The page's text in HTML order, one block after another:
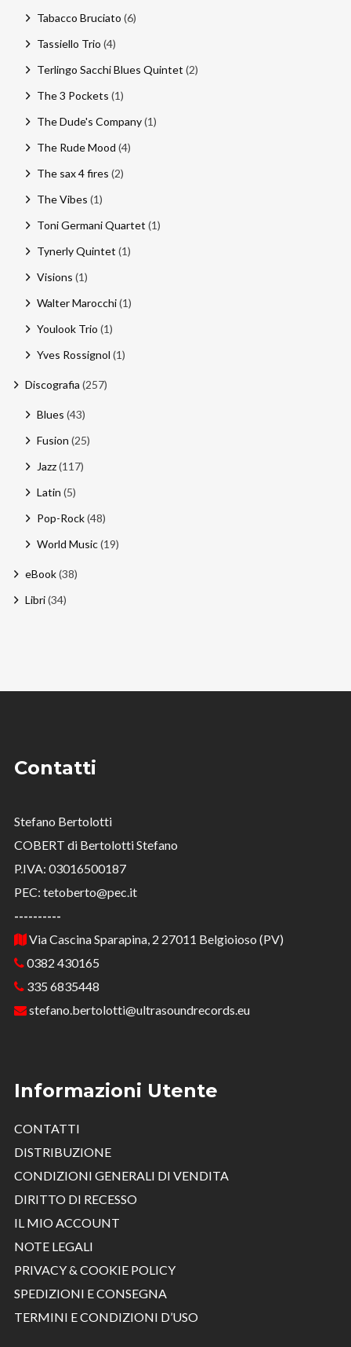
Tabacco Bruciato (6)
Tassiello Trio (4)
Terlingo Sacchi Blues Quintet (2)
The 3 Pockets (1)
The Dude's Company(1)
The Rude Mood (4)
The sax 4 fires (2)
The Vibes (1)
Toni Germani Quartet (1)
Tynerly Quintet (1)
Visions (1)
Walter Marocchi(1)
Youlook Trio (1)
Yves Rossignol (1)
Discografia (257)
Blues (43)
Fusion (25)
Jazz(117)
Latin (5)
Pop-Rock(48)
World Music(19)
eBook(38)
Libri(34)
Contatti
Stefano Bertolotti
COBERT di Bertolotti Stefano
P.IVA: 03016500187
PEC: tetoberto@pec.it
----------
Via Cascina Sparapina, 2 27011 Belgioioso (PV)
0382 430165
335 6835448
stefano.bertolotti@ultrasoundrecords.eu
Informazioni Utente
CONTATTI
DISTRIBUZIONE
CONDIZIONI GENERALI DI VENDITA
DIRITTO DI RECESSO
IL MIO ACCOUNT
NOTE LEGALI
PRIVACY & COOKIE POLICY
SPEDIZIONI E CONSEGNA
TERMINI E CONDIZIONI D’USO